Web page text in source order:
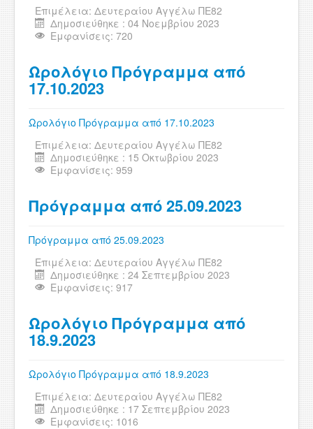
Επιμέλεια: Δευτεραίου Αγγέλω ΠΕ82
Δημοσιεύθηκε : 04 Νοεμβρίου 2023
Εμφανίσεις: 720
Ωρολόγιο Πρόγραμμα από
17.10.2023
Ωρολόγιο Πρόγραμμα από 17.10.2023
Επιμέλεια: Δευτεραίου Αγγέλω ΠΕ82
Δημοσιεύθηκε : 15 Οκτωβρίου 2023
Εμφανίσεις: 959
Πρόγραμμα από 25.09.2023
Πρόγραμμα από 25.09.2023
Επιμέλεια: Δευτεραίου Αγγέλω ΠΕ82
Δημοσιεύθηκε : 24 Σεπτεμβρίου 2023
Εμφανίσεις: 917
Ωρολόγιο Πρόγραμμα από
18.9.2023
Ωρολόγιο Πρόγραμμα από 18.9.2023
Επιμέλεια: Δευτεραίου Αγγέλω ΠΕ82
Δημοσιεύθηκε : 17 Σεπτεμβρίου 2023
Εμφανίσεις: 1016